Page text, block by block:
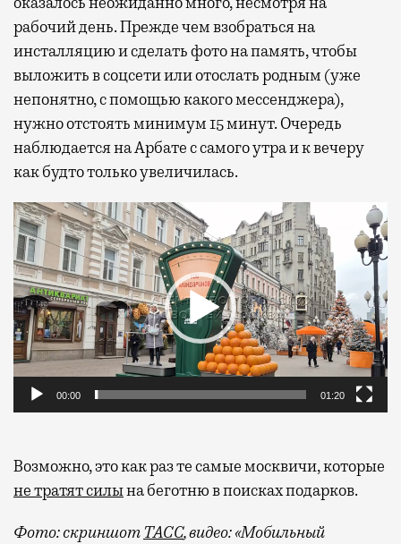
рабочий день. Прежде чем взобраться на
инсталляцию и сделать фото на память, чтобы
выложить в соцсети или отослать родным (уже
непонятно, с помощью какого мессенджера),
нужно отстоять минимум 15 минут. Очередь
наблюдается на Арбате с самого утра и к вечеру
как будто только увеличилась.
Видеоплеер
00:00 01:20
Возможно, это как раз те самые москвичи, которые
не тратят силына беготню в поисках подарков.
Фото: скриншот ТАСС, видео: «Мобильный